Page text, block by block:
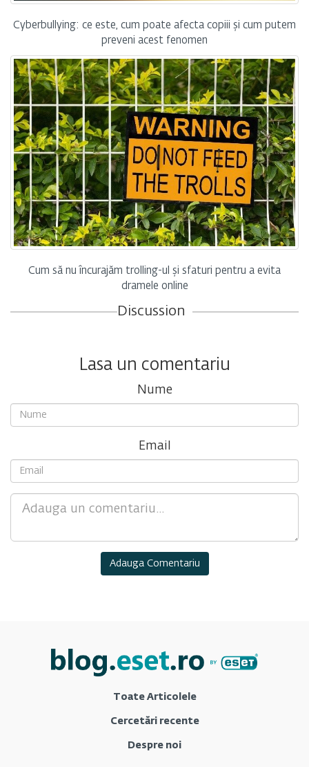
Cyberbullying: ce este, cum poate afecta copiii și cum putem
preveni acest fenomen
Cum să nu încurajăm trolling-ul și sfaturi pentru a evita
dramele online
Discussion
Lasa un comentariu
Nume
Email
Toate Articolele
Cercetări recente
Despre noi